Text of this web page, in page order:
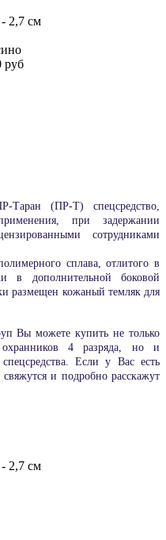
2,7 см
руб
Таран (ПР-Т) спецсредство,
при задержании
сотрудниками
сплава, отлитого в
в дополнительной боковой
размещен кожаный темляк для
Вы можете купить не только
4 разряда, но и
Если у Вас есть
и подробно расскажут
2,7 см